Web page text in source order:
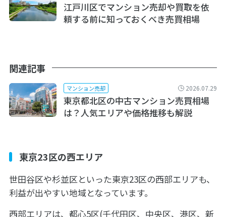
江戸川区でマンション売却や買取を依
頼する前に知っておくべき売買相場
関連記事
マンション売却 2026.07.29
東京都北区の中古マンション売買相場
は？人気エリアや価格推移も解説
東京23区の西エリア
世田谷区や杉並区といった東京23区の西部エリアも、
利益が出やすい地域となっています。
西部エリアは、都心5区(千代田区、中央区、港区、新